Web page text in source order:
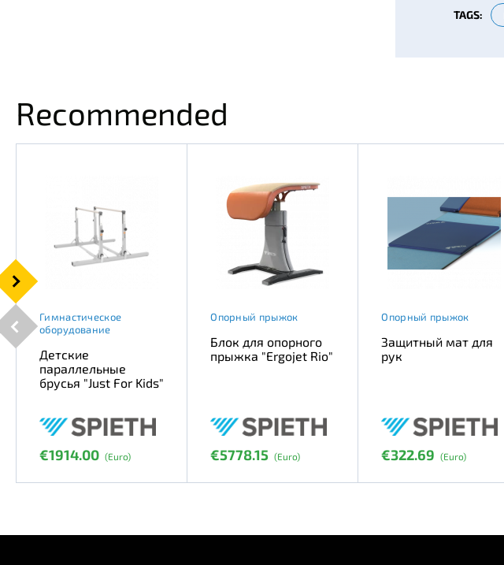
TAGS:
Recommended
Гимнастическое
оборудование
Детские
параллельные
брусья "Just For Kids"
€1914.00 (Euro)
Опорный прыжок
Блок для опорного
прыжка "Ergojet Rio"
€5778.15 (Euro)
Опорный прыжок
Защитный мат для
рук
€322.69 (Euro)